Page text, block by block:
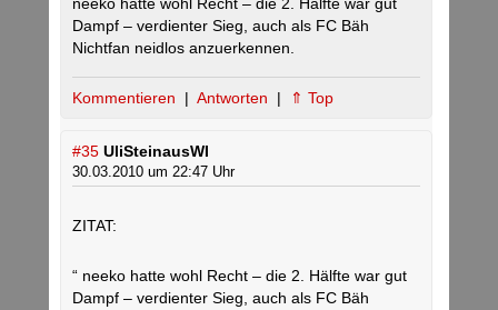
Dampf – verdienter Sieg, auch als FC Bäh
Nichtfan neidlos anzuerkennen.
Kommentieren | Antworten | ⇑ Top
#35 UliSteinausWI
30.03.2010 um 22:47 Uhr
ZITAT:
“ neeko hatte wohl Recht – die 2. Hälfte war gut
Dampf – verdienter Sieg, auch als FC Bäh